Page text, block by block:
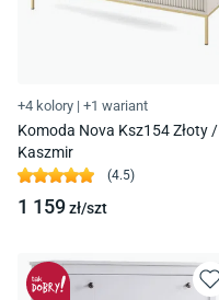
+4 kolory | +1 wariant
Komoda Nova Ksz154 Złoty /
Kaszmir
(4.5)
1 159zł/szt